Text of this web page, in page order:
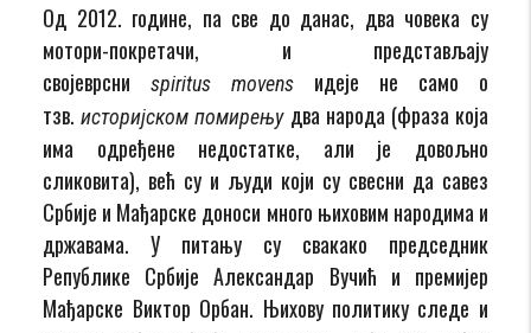
Од 2012. године, па све до данас, два човека су
мотори-покретачи, и представљају
својеврсниspiritus movens идеје не само о
тзв.историјском помирењудва народа (фраза која
има одређене недостатке, али је довољно
сликовита), већ су и људи који су свесни да савез
Србије и Мађарске доноси много њиховим народима и
државама. У питању су свакако председник
Републике Србије Александар Вучић и премијер
Мађарске Виктор Орбан. Њихову политику следе и